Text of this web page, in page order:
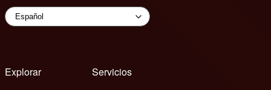
Explorar
Servicios